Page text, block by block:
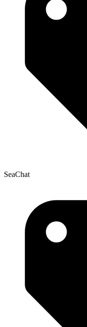
SeaChat